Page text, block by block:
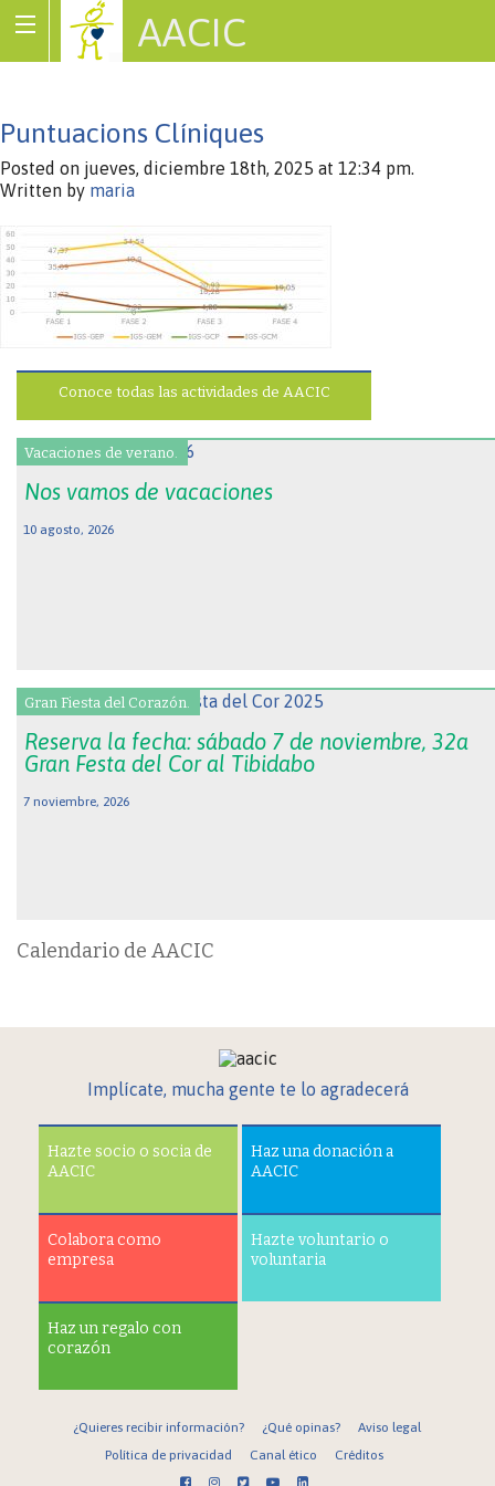
AACIC
Puntuacions Clíniques
Posted on jueves, diciembre 18th, 2025 at 12:34 pm.
Written by maria
Conoce todas las actividades de AACIC
Vacaciones de verano.
Nos vamos de vacaciones
10 agosto, 2026
Gran Fiesta del Corazón.
Reserva la fecha: sábado 7 de noviembre, 32a
Gran Festa del Cor al Tibidabo
7 noviembre, 2026
Calendario de AACIC
Implícate, mucha gente te lo agradecerá
Hazte socio o socia de
AACIC
Haz una donación a
AACIC
Colabora como
empresa
Hazte voluntario o
voluntaria
Haz un regalo con
corazón
¿Quieres recibir información? ¿Qué opinas?
Aviso legal
Política de privacidad
Canal ético Créditos